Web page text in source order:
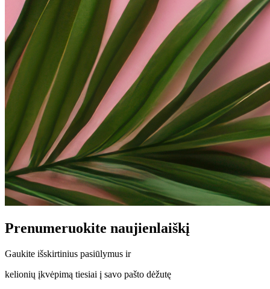
Prenumeruokite naujienlaiškį
Gaukite išskirtinius pasiūlymus ir
kelionių įkvėpimą tiesiai į savo pašto dėžutę